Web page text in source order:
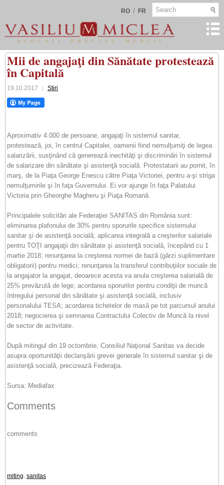
RO / FR
Mii de angajaţi din Sănătate protestează
în Capitală
19.10.2017 Stiri
Aproximativ 4.000 de persoane, angajaţi în sistemul sanitar,
protestează, joi, în centrul Capitalei, oamenii fiind nemulţumiţi de legea
salarizării, susţinând că generează inechităţi şi discriminări în sistemul
de salarizare din sănătate şi asistenţă socială. Protestatarii au pornit, în
marş, de la Piaţa George Enescu către Piaţa Victoriei, pentru a-şi striga
nemulţumirile şi în faţa Guvernului. Ei vor ajunge în faţa Palatului
Victoria prin Gheorghe Magheru şi Piaţa Romană.
Principalele solicitări ale Federaţiei SANITAS din România sunt:
eliminarea plafonului de 30% pentru sporurile specifice sistemului
sanitar şi de asistenţă socială; aplicarea integrală a creşterilor salariale
pentru TOŢI angajaţii din sănătate şi asistenţă socială, începând cu 1
martie 2018; renunţarea la creşterea normei de bază (gărzi suplimentare
obligatorii) pentru medici; renunţarea la transferul contribuţiilor sociale de
la angajator la angajat, deoarece acesta va anula creşterea salarială de
25% prevăzută de lege; acordarea sporurilor pentru condiţii de muncă
întregului personal din sănătate şi asistenţă socială, inclusiv
personalului TESA; acordarea tichetelor de masă pe tot parcursul anului
2018; negocierea şi semnarea Contractului Colectiv de Muncă la nivel
de sector de activitate.
După mitingul din 19 octombrie, Consiliul Naţional Sanitas va decide
asupra oportunităţii declanşării grevei generale în sistemul sanitar şi de
asistenţă socială, precizează Federaţia.
Sursa: Mediafax
Comments
comments
miting, sanitas